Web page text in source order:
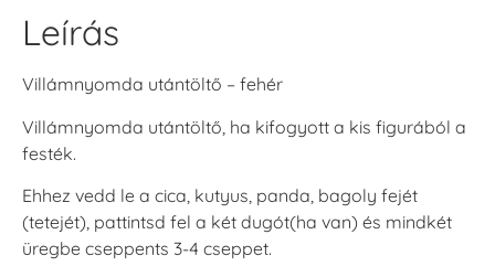
Leírás
Villámnyomda utántöltő – fehér
Villámnyomda utántöltő, ha kifogyott a kis figurából a
festék.
Ehhez vedd le a cica, kutyus, panda, bagoly fejét
(tetejét), pattintsd fel a két dugót(ha van) és mindkét
üregbe cseppents 3-4 cseppet.